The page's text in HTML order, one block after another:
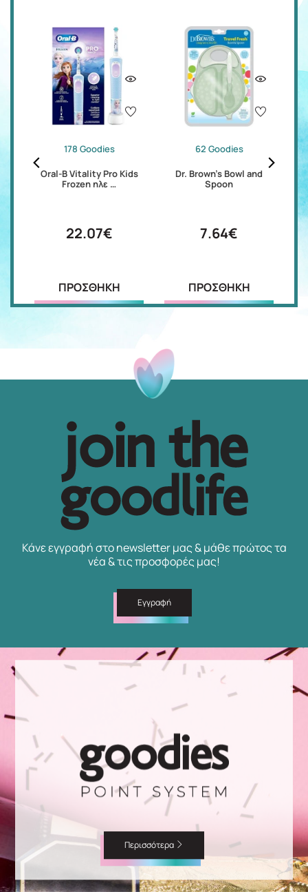
178 Goodies
Oral-B Vitality Pro Kids
Frozen ηλε …
22.07€
ΠΡΟΣΘΗΚΗ
62 Goodies
Dr. Brown's Bowl and
Spoon
7.64€
ΠΡΟΣΘΗΚΗ
Κάνε εγγραφή στο newsletter μας & μάθε πρώτος τα
νέα & τις προσφορές μας!
Εγγραφή
Περισσότερα